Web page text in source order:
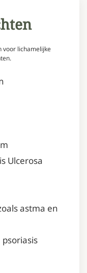
voor lichamelijke
Ulcerosa
astma en